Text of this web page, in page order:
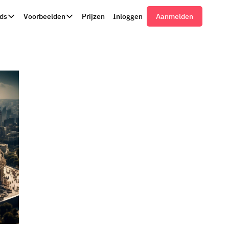
Voorbeelden Prijzen Inloggen Aanmelden